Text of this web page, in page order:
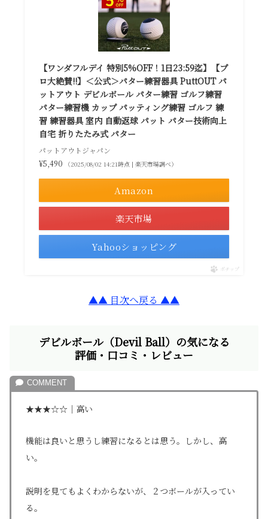
【ワンダフルデイ 特別5%OFF！1日23:59迄】【プ
ロ大絶賛!!】＜公式＞パター練習器具 PuttOUT パ
ットアウト デビルボール パター練習 ゴルフ練習
パター練習機 カップ パッティング練習 ゴルフ 練
習 練習器具 室内 自動返球 パット パター技術向上
自宅 折りたたみ式 パター
パットアウトジャパン
¥5,490
（2025/08/02 14:21時点 | 楽天市場調べ）
Amazon
楽天市場
Yahooショッピング
ポチップ
▲▲ 目次へ戻る ▲▲
デビルボール（Devil Ball）の気になる
評価・口コミ・レビュー
★★★☆☆｜高い
機能は良いと思うし練習になるとは思う。しかし、高
い。
説明を見てもよくわからないが、２つボールが入ってい
る。